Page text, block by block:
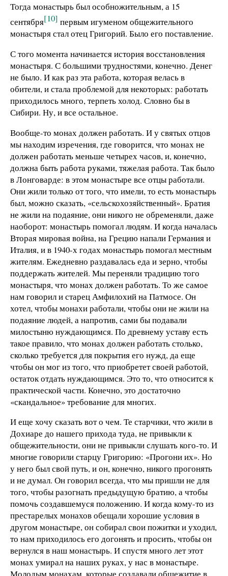
Тогда монастырь был особножительным, а 15
сентября[10] первым игуменом общежительного
монастыря стал отец Григорий. Было его поставление.
С того момента начинается история восстановления
монастыря. С большими трудностями, конечно. Денег
не было. И как раз эта работа, которая велась в
обители, и стала проблемой для некоторых: работать
приходилось много, терпеть холод. Словно бы в
Сибири. Ну, и все остальное.
Вообще-то монах должен работать. И у святых отцов
мы находим изречения, где говорится, что монах не
должен работать меньше четырех часов, и, конечно,
должна быть работа руками, тяжелая работа. Так было
в Лонговарде: в этом монастыре все отцы работали.
Они жили только от того, что имели, то есть монастырь
был, можно сказать, «сельскохозяйственный». Братия
не жили на подаяние, они никого не обременяли, даже
наоборот: монастырь помогал людям. И когда началась
Вторая мировая война, на Грецию напали Германия и
Италия, и в 1940-х годах монастырь помогал местным
жителям. Ежедневно раздавалась еда и зерно, чтобы
поддержать жителей. Мы переняли традицию того
монастыря, что монах должен работать. То же самое
нам говорил и старец Амфилохий на Патмосе. Он
хотел, чтобы монахи работали, чтобы они не жили на
подаяние людей, а напротив, сами бы подавали
милостыню нуждающимся. По древнему уставу есть
такое правило, что монах должен работать столько,
сколько требуется для покрытия его нужд, да еще
чтобы он мог из того, что приобретет своей работой,
остаток отдать нуждающимся. Это то, что относится к
практической части. Конечно, это достаточно
«скандальное» требование для многих.
И еще хочу сказать вот о чем. Те старчики, что жили в
Дохиаре до нашего прихода туда, не привыкли к
общежительности, они не привыкли слушать кого-то. И
многие говорили старцу Григорию: «Прогони их». Но
у него был свой путь, и он, конечно, никого прогонять
и не думал. Он говорил всегда, что мы пришли не для
того, чтобы разогнать предыдущую братию, а чтобы
помочь создавшемуся положению. И когда кому-то из
престарелых монахов обещали хорошие условия в
другом монастыре, он собирал свои пожитки и уходил,
то нам приходилось его догонять и просить, чтобы он
вернулся в наш монастырь. И спустя много лет этот
монах умирал на наших руках, у нас в монастыре.